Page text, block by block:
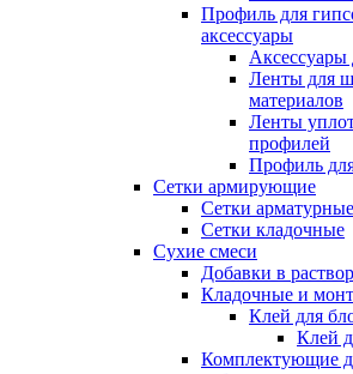
Профиль для
аксессуары
Аксессуары
Ленты для
материалов
Ленты
профилей
Профиль
Сетки армирующие
Сетки арматурные
Сетки кладочные
Сухие смеси
Добавки в
Кладочные и
Клей для
Клей
Комплектующие